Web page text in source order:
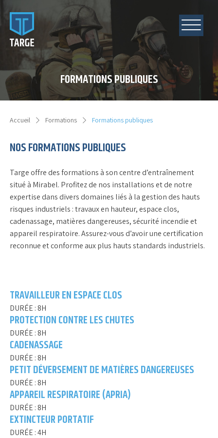
FORMATIONS PUBLIQUES
Accueil Formations Formations publiques
NOS FORMATIONS PUBLIQUES
Targe offre des formations à son centre d’entraînement
situé à Mirabel. Profitez de nos installations et de notre
expertise dans divers domaines liés à la gestion des hauts
risques industriels : travaux en hauteur, espace clos,
cadenassage, matières dangereuses, sécurité incendie et
appareil respiratoire. Assurez-vous d’avoir une certification
reconnue et conforme aux plus hauts standards industriels.
TRAVAILLEUR EN ESPACE CLOS
DURÉE :8H
PROTECTION CONTRE LES CHUTES
DURÉE :8H
CADENASSAGE
DURÉE :8H
PETIT DÉVERSEMENT DE MATIÈRES DANGEREUSES
DURÉE :8H
APPAREIL RESPIRATOIRE (APRIA)
DURÉE :8H
EXTINCTEUR PORTATIF
DURÉE :4H